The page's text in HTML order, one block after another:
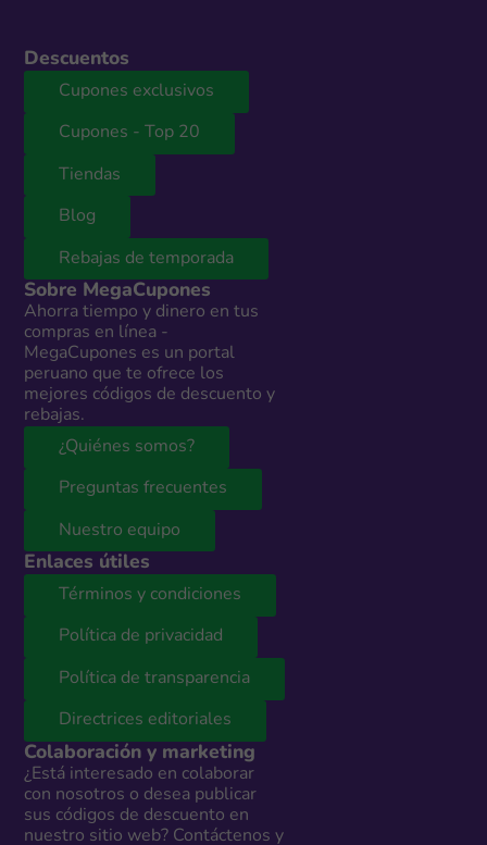
Descuentos
Cupones exclusivos
Cupones - Top 20
Tiendas
Blog
Rebajas de temporada
Sobre MegaCupones
Ahorra tiempo y dinero en tus
compras en línea -
MegaCupones es un portal
peruano que te ofrece los
mejores códigos de descuento y
rebajas.
¿Quiénes somos?
Preguntas frecuentes
Nuestro equipo
Enlaces útiles
Términos y condiciones
Política de privacidad
Política de transparencia
Directrices editoriales
Colaboración y marketing
¿Está interesado en colaborar
con nosotros o desea publicar
sus códigos de descuento en
nuestro sitio web? Contáctenos y